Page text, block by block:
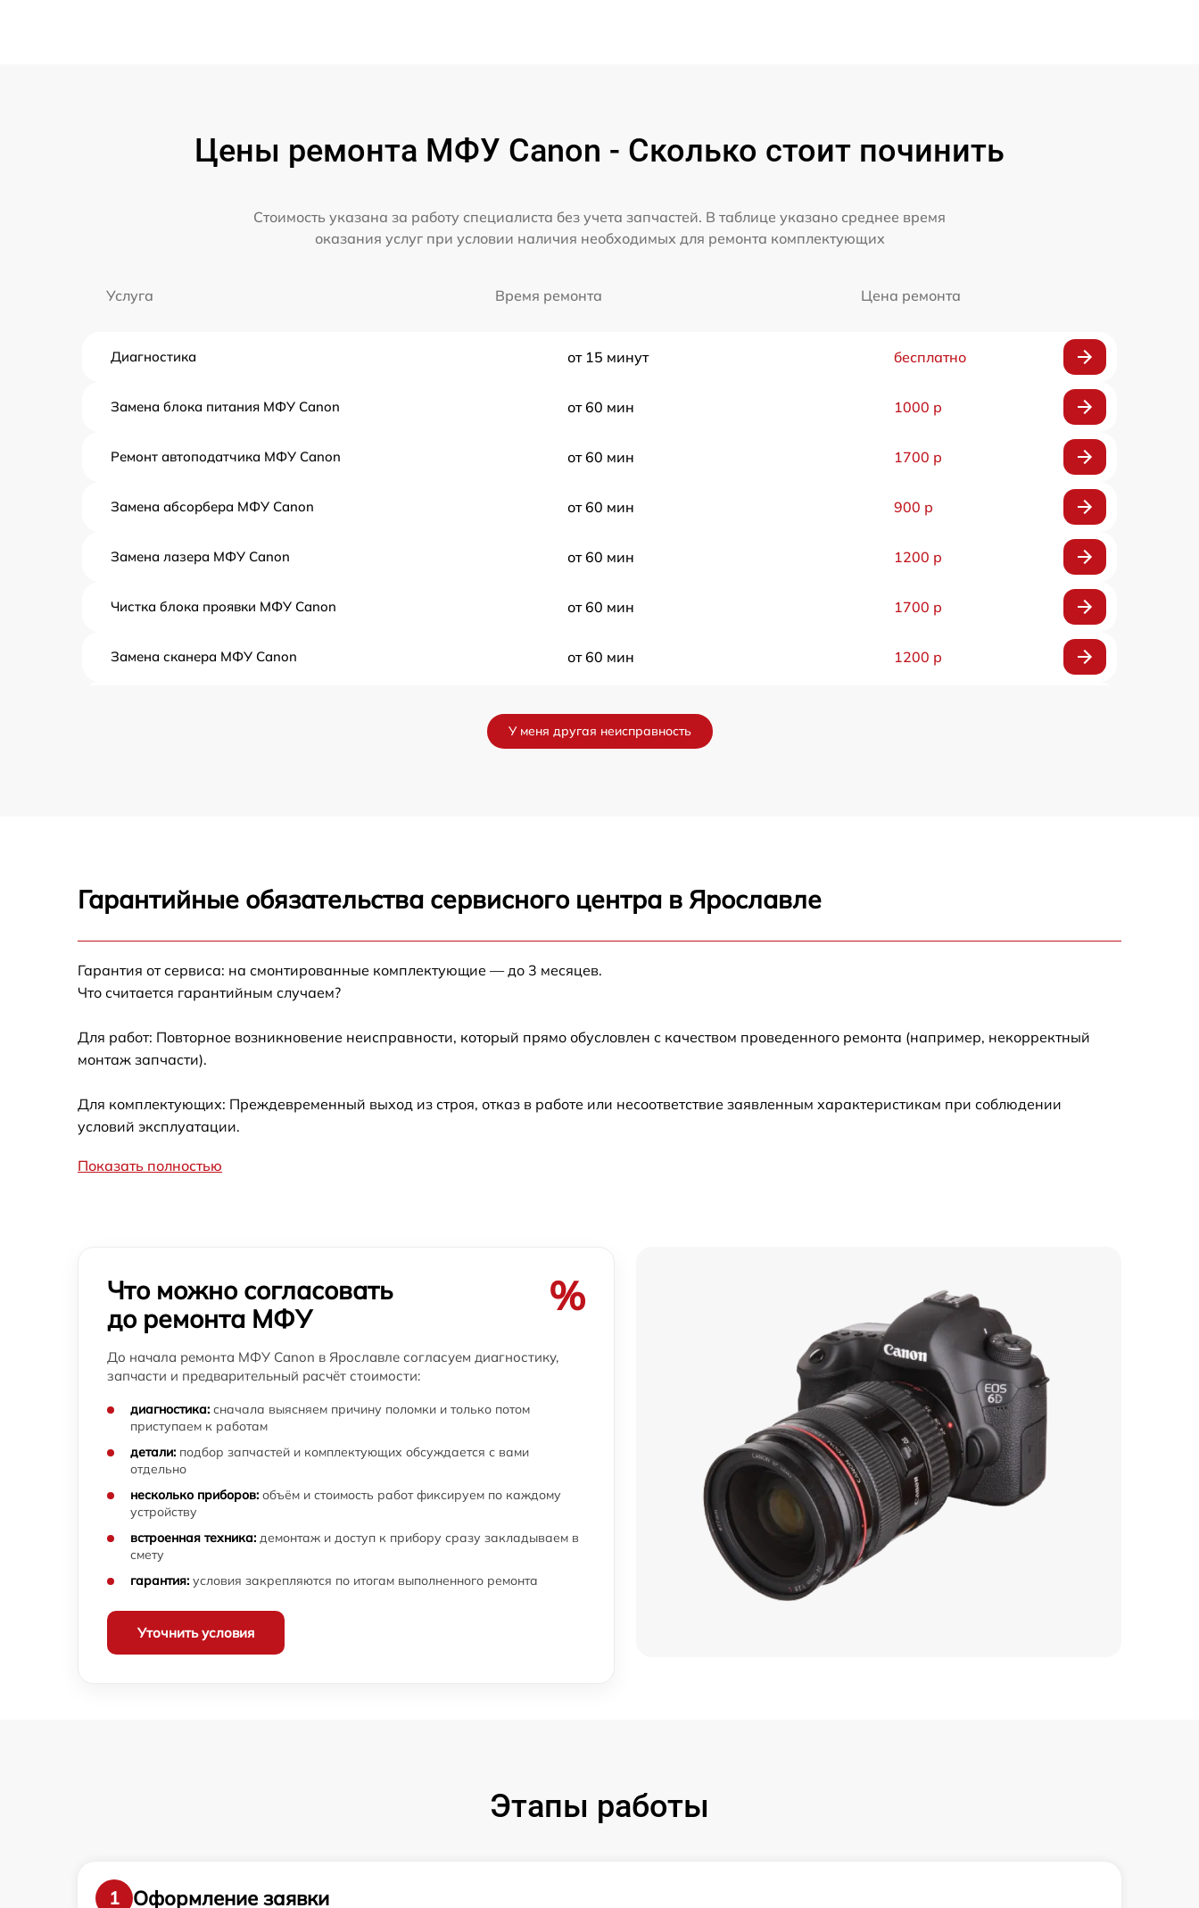
Цены ремонта МФУ Canon - Сколько стоит починить
Стоимость указана за работу специалиста без учета запчастей. В таблице указано среднее время
оказания услуг при условии наличия необходимых для ремонта комплектующих
Услуга Время ремонта Цена ремонта
Диагностика от 15 минут бесплатно
Замена блока питания МФУ Canon от 60 мин 1000 р
Ремонт автоподатчика МФУ Canon от 60 мин 1700 р
Замена абсорбера МФУ Canon от 60 мин 900 р
Замена лазера МФУ Canon от 60 мин 1200 р
Чистка блока проявки МФУ Canon от 60 мин 1700 р
Замена сканера МФУ Canon от 60 мин 1200 р
Замена каретки МФУ Canon от 60 мин
Замена печки МФУ Canon
Замена термопленки МФУ Canon
У меня другая неисправность
Гарантийные обязательства сервисного центра в Ярославле
Гарантия от сервиса: на смонтированные комплектующие — до 3 месяцев.
Что считается гарантийным случаем?
Для работ: Повторное возникновение неисправности, который прямо обусловлен с качеством проведенного ремонта (например, некорректный
монтаж запчасти).
Для комплектующих: Преждевременный выход из строя, отказ в работе или несоответствие заявленным характеристикам при соблюдении
условий эксплуатации.
Показать полностью
Что можно согласовать
до ремонта МФУ
%
До начала ремонта МФУ Canon в Ярославле согласуем диагностику,
запчасти и предварительный расчёт стоимости:
диагностика: сначала выясняем причину поломки и только потом
приступаем к работам
детали: подбор запчастей и комплектующих обсуждается с вами
отдельно
несколько приборов: объём и стоимость работ фиксируем по каждому
устройству
встроенная техника: демонтаж и доступ к прибору сразу закладываем в
смету
гарантия: условия закрепляются по итогам выполненного ремонта
Уточнить условия
Этапы работы
1 Оформление заявки